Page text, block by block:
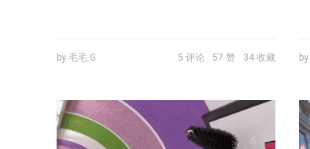
by 毛毛.G 5 评论 57 赞 34 收藏